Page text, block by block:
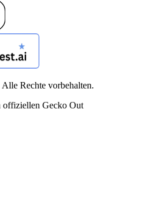
Rechte vorbehalten.
offiziellen Gecko Out